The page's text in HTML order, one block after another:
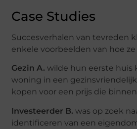
Case Studies
Succesverhalen van tevreden
enkele voorbeelden van hoe
Gezin A. wilde hun eerste huis
woning in een
kopen voor een prijs die
Investeerder B. was op zoek
identificeren van een